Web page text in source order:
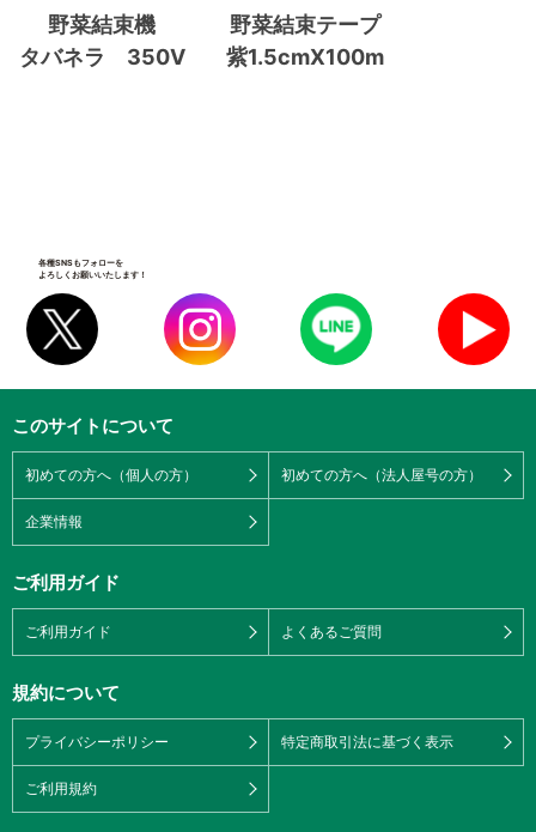
野菜結束機
タバネラ 350V
野菜結束テープ
紫1.5cmX100m
各種SNSもフォローを
よろしくお願いいたします！
このサイトについて
初めての方へ（個人の方） 初めての方へ（法人屋号の方）
企業情報
ご利用ガイド
ご利用ガイド よくあるご質問
規約について
プライバシーポリシー 特定商取引法に基づく表示
ご利用規約